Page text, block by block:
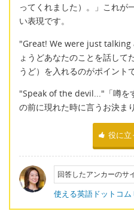
ってくれました）。」これが
い表現です。
"Great! We were just talking
ょうどあなたのことを話して
うど）を入れるのがポイントで
"Speak of the devil..."「噂を
の前に現れた時に言うお決ま
役に立
回答したアンカーのサ
使える英語ドットコム